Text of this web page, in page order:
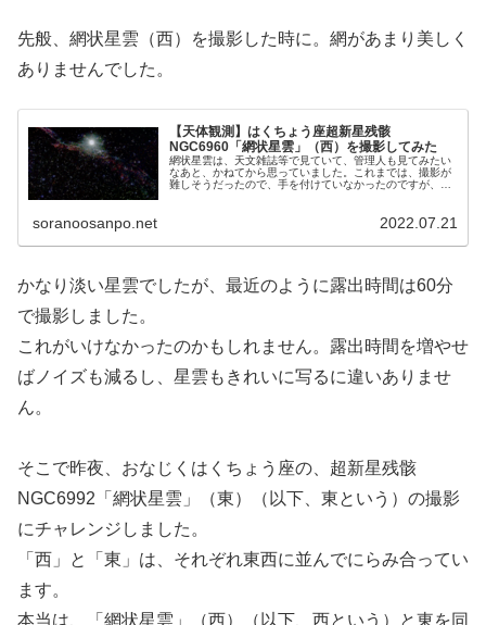
先般、網状星雲（西）を撮影した時に。網があまり美しく
ありませんでした。
【天体観測】はくちょう座超新星残骸
NGC6960「網状星雲」（西）を撮影してみた
網状星雲は、天文雑誌等で見ていて、管理人も見てみたい
なあと、かねてから思っていました。これまでは、撮影が
難しそうだったので、手を付けていなかったのですが、デ
soranoosanpo.net 2022.07.21
かなり淡い星雲でしたが、最近のように露出時間は60分
で撮影しました。
これがいけなかったのかもしれません。露出時間を増やせ
ばノイズも減るし、星雲もきれいに写るに違いありませ
ん。
そこで昨夜、おなじくはくちょう座の、超新星残骸
NGC6992「網状星雲」（東）（以下、東という）の撮影
にチャレンジしました。
「西」と「東」は、それぞれ東西に並んでにらみ合ってい
ます。
本当は、「網状星雲」（西）（以下、西という）と東を同